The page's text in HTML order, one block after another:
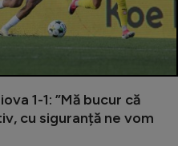
1-1: ”Mă bucur că
cu siguranță ne vom